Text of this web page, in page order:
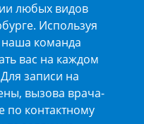
любых видов
Используя
команда
вас на каждом
записи на
вызова врача-
по контактному